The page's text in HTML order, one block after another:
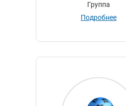
Группа
Подробнее